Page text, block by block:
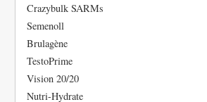
Crazybulk SARMs
Semenoll
Brulagène
TestoPrime
Vision 20/20
Nutri-Hydrate